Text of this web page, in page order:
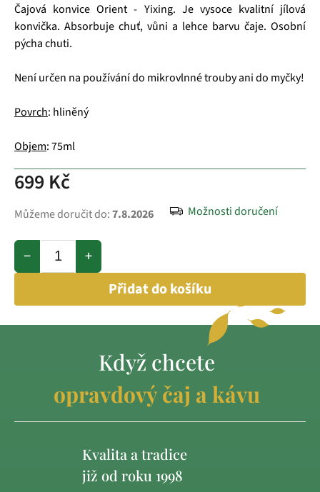
699 Kč
Můžeme doručit do:7.8.2026 Možnosti doručení
+
−
Přidat do košíku
Čajová konvice Orient - Yixing. Je vysoce kvalitní jílová
konvička. Absorbuje chuť, vůni a lehce barvu čaje. Osobní
pýcha chuti.
Není určen na používání do mikrovlnné trouby ani do myčky!
Povrch: hliněný
Objem: 75ml
Když chcete
opravdový čaj a kávu
Kvalita a tradice
již od roku 1998